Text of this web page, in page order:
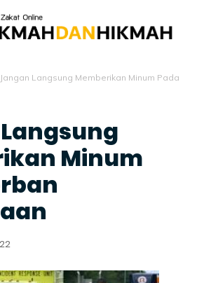
Jangan Langsung Memberikan Minum Pada
Minum